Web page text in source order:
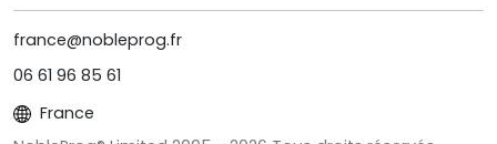
france@nobleprog.fr
06 61 96 85 61
France